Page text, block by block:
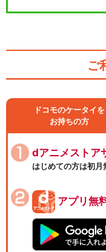
ご
ドコモのケータイを
お持ちの方
dアニメストア
はじめての方は初月
アプリ無